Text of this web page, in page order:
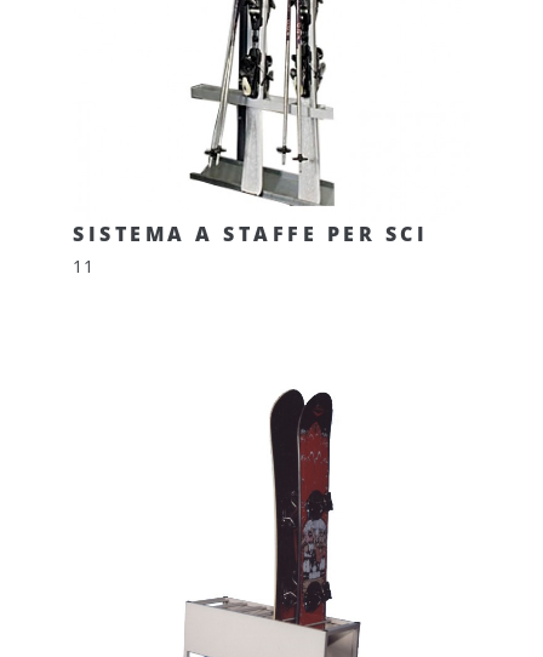
SISTEMA A STAFFE PER SCI
11